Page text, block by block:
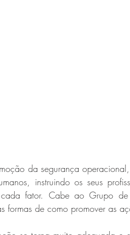
da segurança
instruindo os seus
fator. Cabe ao Grupo de
formas de como promover as